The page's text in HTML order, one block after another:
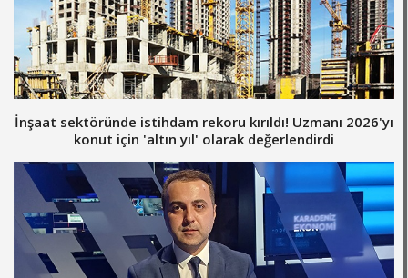
İnşaat sektöründe istihdam rekoru kırıldı! Uzmanı 2026'yı
konut için 'altın yıl' olarak değerlendirdi